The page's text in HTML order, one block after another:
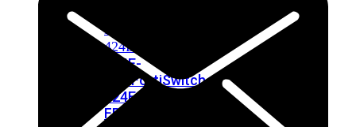
FortiSwitch
424E
424E-
FortiSwitch
424E-
FPOE